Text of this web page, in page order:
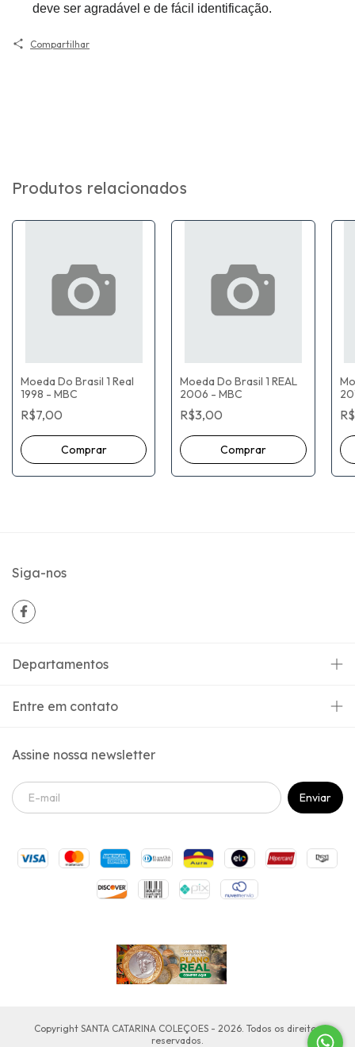
deve ser agradável e de fácil identificação.
Compartilhar
Produtos relacionados
Moeda Do Brasil 1 Real
1998 - MBC
R$7,00
Moeda Do Brasil 1 REAL
2006 - MBC
R$3,00
Siga-nos
Departamentos
Entre em contato
Assine nossa newsletter
Copyright SANTA CATARINA COLEÇOES - 2026. Todos os direitos
reservados.